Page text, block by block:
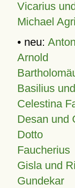
Vicarius
Michael
• neu:
Arnold
Basilius
Celestina
Desan und
Dotto
Faucherius
Gisla und
Gundekar